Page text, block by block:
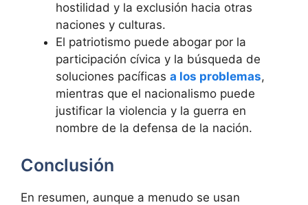
hostilidad y la exclusión hacia otras
naciones y culturas.
El patriotismo puede abogar por la
participación cívica y la búsqueda de
soluciones pacíficas a los problemas,
mientras que el nacionalismo puede
justificar la violencia y la guerra en
nombre de la defensa de la nación.
Conclusión
En resumen, aunque a menudo se usan